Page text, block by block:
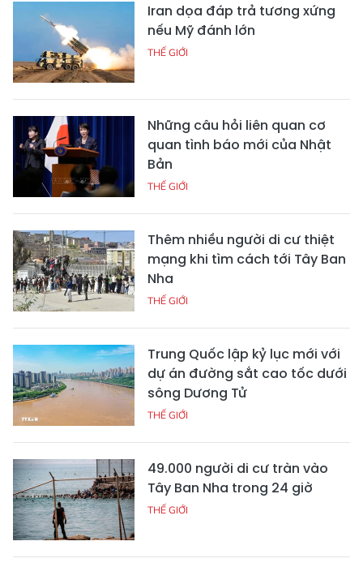
Iran dọa đáp trả tương xứng
nếu Mỹ đánh lớn
THẾ GIỚI
Những câu hỏi liên quan cơ
quan tình báo mới của Nhật
Bản
THẾ GIỚI
Thêm nhiều người di cư thiệt
mạng khi tìm cách tới Tây Ban
Nha
THẾ GIỚI
Trung Quốc lập kỷ lục mới với
dự án đường sắt cao tốc dưới
sông Dương Tử
THẾ GIỚI
49.000 người di cư tràn vào
Tây Ban Nha trong 24 giờ
THẾ GIỚI